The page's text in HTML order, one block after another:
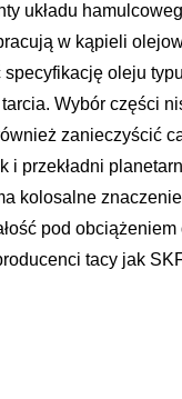
układu
w kąpieli
oleju
Wybór części
zanieczyścić
przekładni
kolosalne
pod
tacy jak